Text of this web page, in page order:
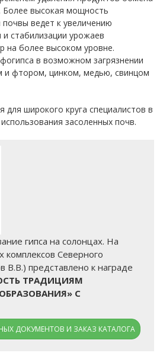
Более высокая мощность
ведет к увеличению
стабилизации урожаев
на более высоком уровне.
в возможном загрязнении
и фтором, цинком, медью, свинцом
для широкого круга специалистов в
засоленных почв.
гипса на солонцах. На
Северного
В.В.) представлено к награде
ТРАДИЦИЯМ
С
ДОКУМЕНТОВ И ЗАКАЗ КАТАЛОГА